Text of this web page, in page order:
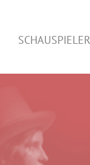
SCHAUSPIELER